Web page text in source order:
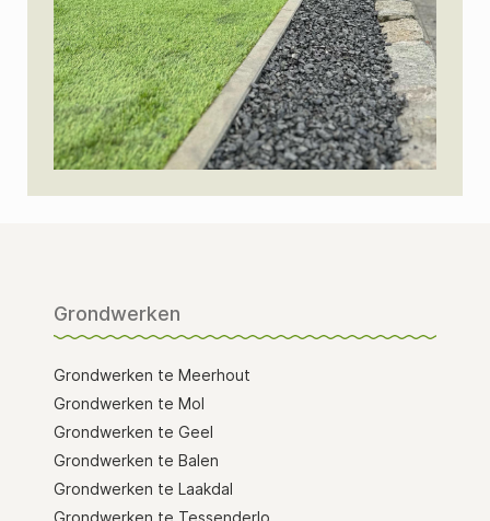
Grondwerken
Grondwerken te Meerhout
Grondwerken te Mol
Grondwerken te Geel
Grondwerken te Balen
Grondwerken te Laakdal
Grondwerken te Tessenderlo